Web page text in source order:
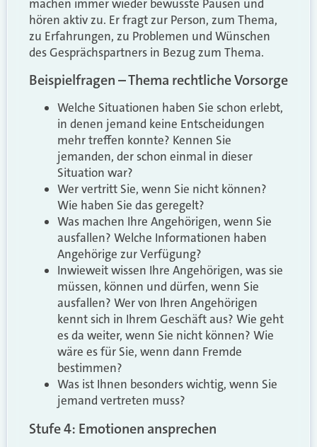
machen immer wieder bewusste Pausen und
hören aktiv zu. Er fragt zur Person, zum Thema,
zu Erfahrungen, zu Problemen und Wünschen
des Gesprächspartners in Bezug zum Thema.
Beispielfragen – Thema rechtliche Vorsorge
Welche Situationen haben Sie schon erlebt,
in denen jemand keine Entscheidungen
mehr treffen konnte? Kennen Sie
jemanden, der schon einmal in dieser
Situation war?
Wer vertritt Sie, wenn Sie nicht können?
Wie haben Sie das geregelt?
Was machen Ihre Angehörigen, wenn Sie
ausfallen? Welche Informationen haben
Angehörige zur Verfügung?
Inwieweit wissen Ihre Angehörigen, was sie
müssen, können und dürfen, wenn Sie
ausfallen? Wer von Ihren Angehörigen
kennt sich in Ihrem Geschäft aus? Wie geht
es da weiter, wenn Sie nicht können? Wie
wäre es für Sie, wenn dann Fremde
bestimmen?
Was ist Ihnen besonders wichtig, wenn Sie
jemand vertreten muss?
Stufe 4: Emotionen ansprechen